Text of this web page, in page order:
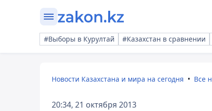
#Выборы в Курултай #Казахстан в сравнении
Новости Казахстана и мира на сегодня Все
20:34, 21 октября 2013